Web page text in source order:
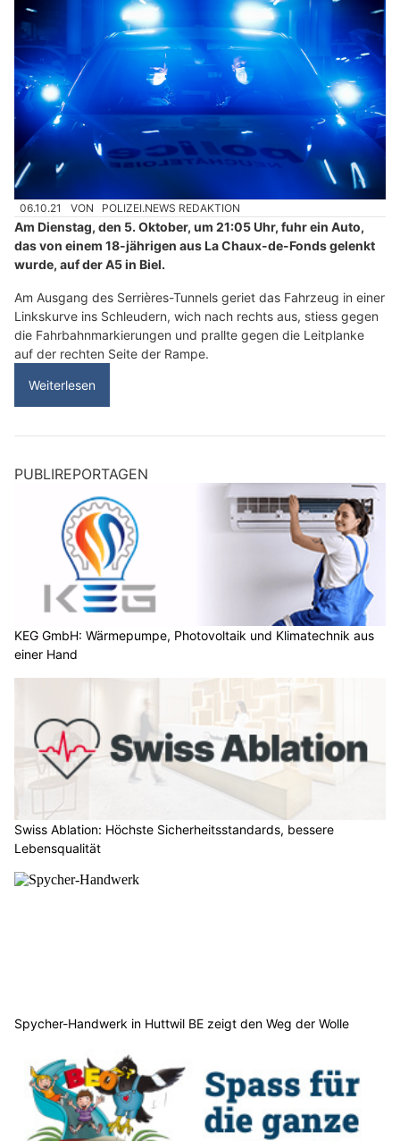
06.10.21 VON POLIZEI.NEWS REDAKTION
Am Dienstag, den 5. Oktober, um 21:05 Uhr, fuhr ein Auto,
das von einem 18-jährigen aus La Chaux-de-Fonds gelenkt
wurde, auf der A5 in Biel.
Am Ausgang des Serrières-Tunnels geriet das Fahrzeug in einer
Linkskurve ins Schleudern, wich nach rechts aus, stiess gegen
die Fahrbahnmarkierungen und prallte gegen die Leitplanke
auf der rechten Seite der Rampe.
Weiterlesen
PUBLIREPORTAGEN
KEG GmbH: Wärmepumpe, Photovoltaik und Klimatechnik aus
einer Hand
Swiss Ablation: Höchste Sicherheitsstandards, bessere
Lebensqualität
Spycher-Handwerk in Huttwil BE zeigt den Weg der Wolle